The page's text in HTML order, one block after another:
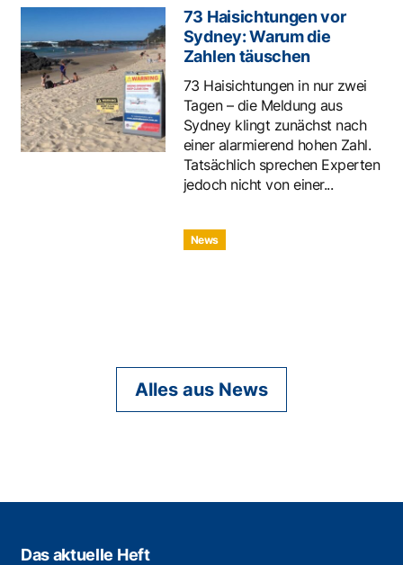
73 Haisichtungen vor
Sydney: Warum die
Zahlen täuschen
73 Haisichtungen in nur zwei
Tagen – die Meldung aus
Sydney klingt zunächst nach
einer alarmierend hohen Zahl.
Tatsächlich sprechen Experten
jedoch nicht von einer...
News
Alles aus News
Das aktuelle Heft